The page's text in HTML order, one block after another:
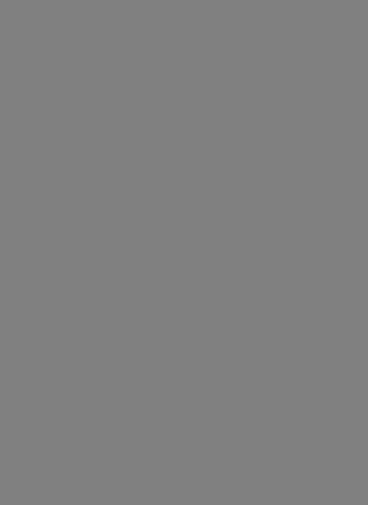
öffnenöffnen